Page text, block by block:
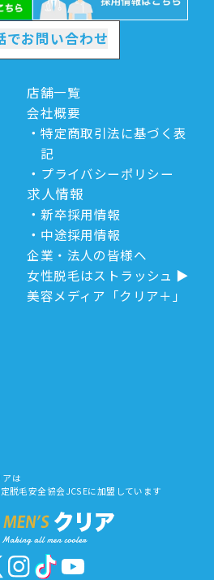
でお問い合わせ
店舗一覧
会社概要
特定商取引法に基づく表
記
プライバシーポリシー
求人情報
新卒採用情報
中途採用情報
企業・法人の皆様へ
女性脱毛はストラッシュ
美容メディア「クリア＋」
アは
脱毛安全協会JCSEに加盟しています